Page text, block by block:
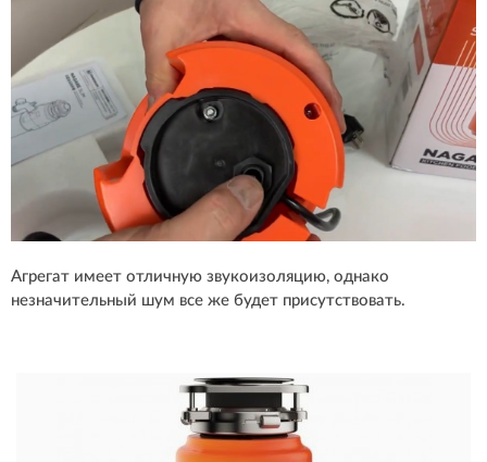
Агрегат имеет отличную звукоизоляцию, однако
незначительный шум все же будет присутствовать.